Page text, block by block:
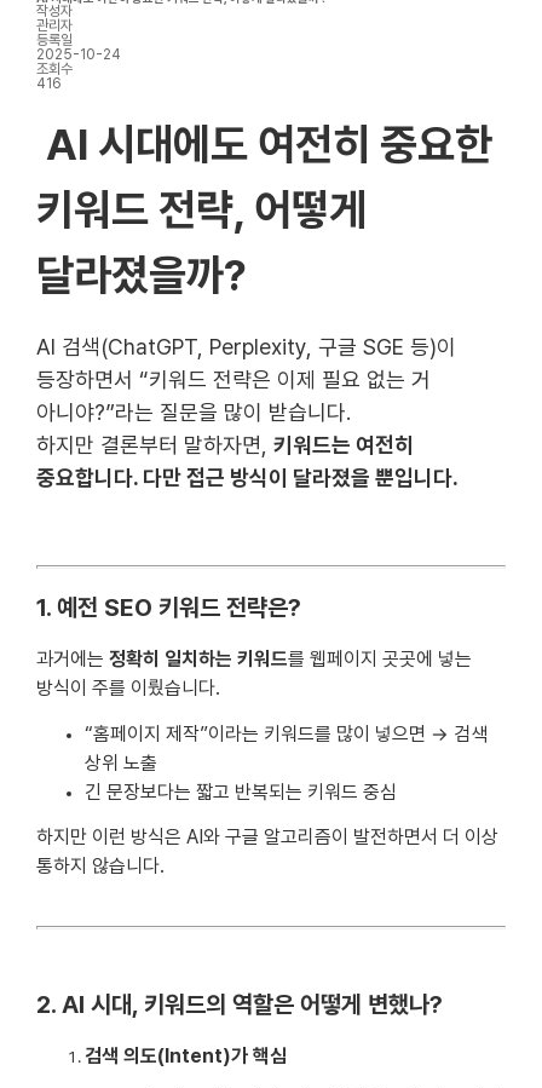
작성자
관리자
등록일
2025-10-24
조회수
416
AI 시대에도 여전히 중요한
키워드 전략, 어떻게
달라졌을까?
AI 검색(ChatGPT, Perplexity, 구글 SGE 등)이
등장하면서 “키워드 전략은 이제 필요 없는 거
아니야?”라는 질문을 많이 받습니다.
하지만 결론부터 말하자면, 키워드는 여전히
중요합니다. 다만 접근 방식이 달라졌을 뿐입니다.
1. 예전 SEO 키워드 전략은?
과거에는 정확히 일치하는 키워드를 웹페이지 곳곳에 넣는
방식이 주를 이뤘습니다.
“홈페이지 제작”이라는 키워드를 많이 넣으면 → 검색
상위 노출
긴 문장보다는 짧고 반복되는 키워드 중심
하지만 이런 방식은 AI와 구글 알고리즘이 발전하면서 더 이상
통하지 않습니다.
2. AI 시대, 키워드의 역할은 어떻게 변했나?
검색 의도(Intent)가 핵심